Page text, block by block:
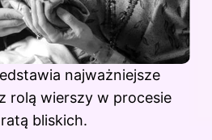
najważniejsze
rolą wierszy w procesie
bliskich.